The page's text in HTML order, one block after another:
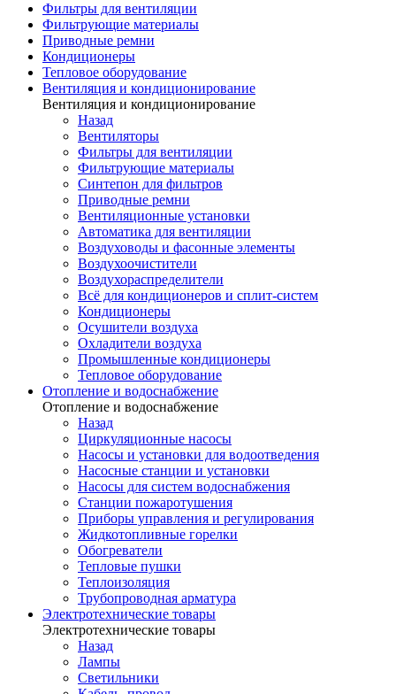
Фильтры для вентиляции
Фильтрующие материалы
Приводные ремни
Кондиционеры
Тепловое оборудование
Вентиляция и кондиционирование
Вентиляция и кондиционирование
Назад
Вентиляторы
Фильтры для вентиляции
Фильтрующие материалы
Синтепон для фильтров
Приводные ремни
Вентиляционные установки
Автоматика для вентиляции
Воздуховоды и фасонные элементы
Воздухоочистители
Воздухораспределители
Всё для кондиционеров и сплит-систем
Кондиционеры
Осушители воздуха
Охладители воздуха
Промышленные кондиционеры
Тепловое оборудование
Отопление и водоснабжение
Отопление и водоснабжение
Назад
Циркуляционные насосы
Насосы и установки для водоотведения
Насосные станции и установки
Насосы для систем водоснабжения
Станции пожаротушения
Приборы управления и регулирования
Жидкотопливные горелки
Обогреватели
Тепловые пушки
Теплоизоляция
Трубопроводная арматура
Электротехнические товары
Электротехнические товары
Назад
Лампы
Светильники